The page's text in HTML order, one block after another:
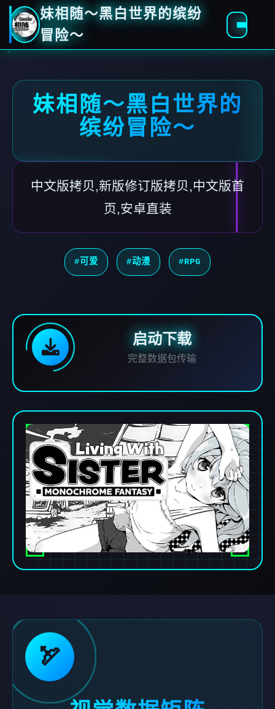
妹相随～黑白世界的缤纷
冒险～
妹相随～黑白世界的
缤纷冒险～
中文版拷贝,新版修订版拷贝,中文版首
页,安卓直装
#可爱 #动漫 #RPG
启动下载
完整数据包传输
🏹